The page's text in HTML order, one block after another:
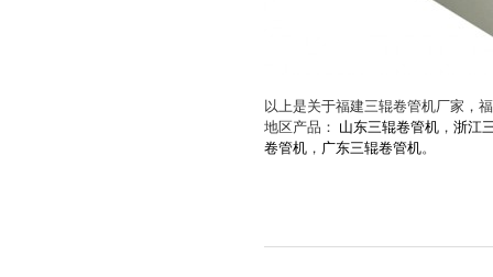
以上是关于福建三辊卷管机厂家，
地区产品： 山东三辊卷管机 ， 浙江
卷管机 ， 广东三辊卷管机。